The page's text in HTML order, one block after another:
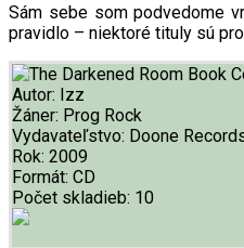
Sám sebe som podvedome
pravidlo – niektoré tituly sú
Autor: Izz
Žáner: Prog Rock
Vydavateľstvo: Doone
Rok: 2009
Formát: CD
Počet skladieb: 10